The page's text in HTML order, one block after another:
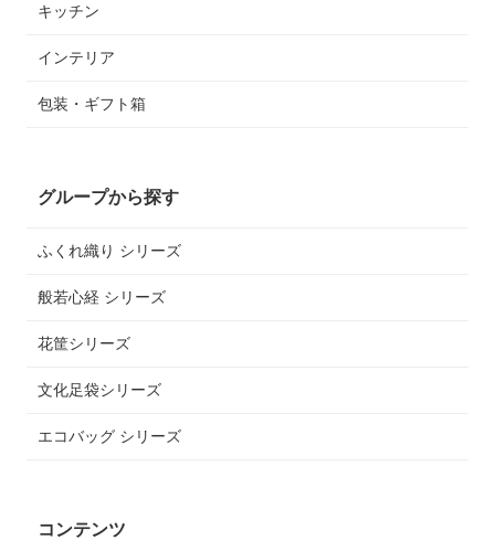
キッチン
インテリア
包装・ギフト箱
グループから探す
ふくれ織り シリーズ
般若心経 シリーズ
花筐シリーズ
文化足袋シリーズ
エコバッグ シリーズ
コンテンツ